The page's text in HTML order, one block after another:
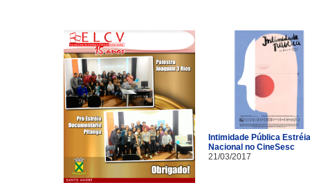
Intimidade Pública Estréia
Nacional no CineSesc
21/03/2017